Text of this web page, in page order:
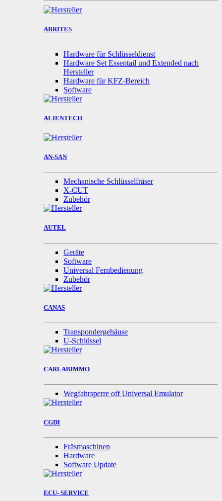
ABRITES
Hardware für Schlüsseldienst
Hardware Set Essentail und Extended nach
Hersteller
Hardware für KFZ-Bereich
Software
ALIENTECH
AN-SAN
Mechanische Schlüsselfräser
X-CUT
Zubehör
AUTEL
Geräte
Software
Universal Fernbedienung
Zubehör
CANAS
Transpondergehäuse
U-Schlüssel
CARLABIMMO
Wegfahrsperre off Universal Emulator
CGDI
Fräsmaschinen
Hardware
Software Update
ECU- SERVICE